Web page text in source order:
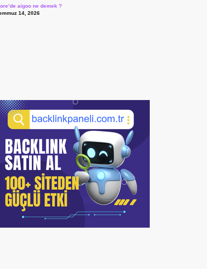
aigoo ne demek ?
14, 2026